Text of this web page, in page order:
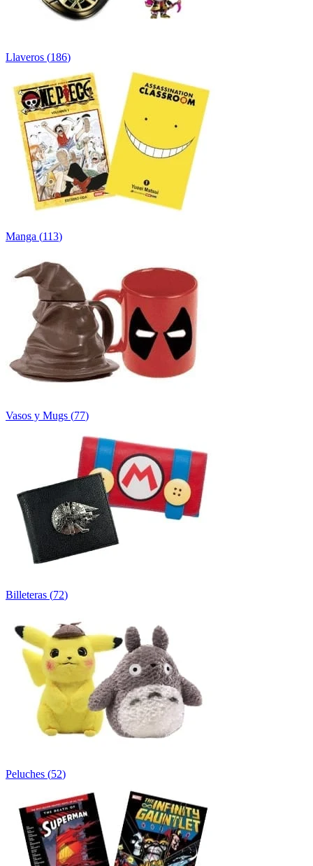
Llaveros (186)
Manga (113)
Vasos y Mugs (77)
Billeteras (72)
Peluches (52)